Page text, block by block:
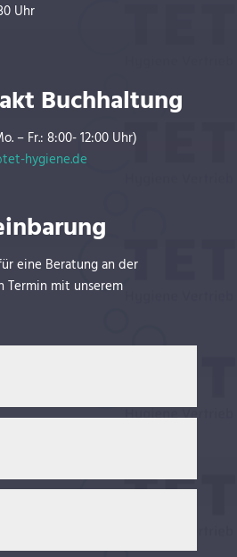
Uhr
Buchhaltung
– Fr.: 8:00- 12:00 Uhr)
hygiene.de
eine Beratung an der
Termin mit unserem